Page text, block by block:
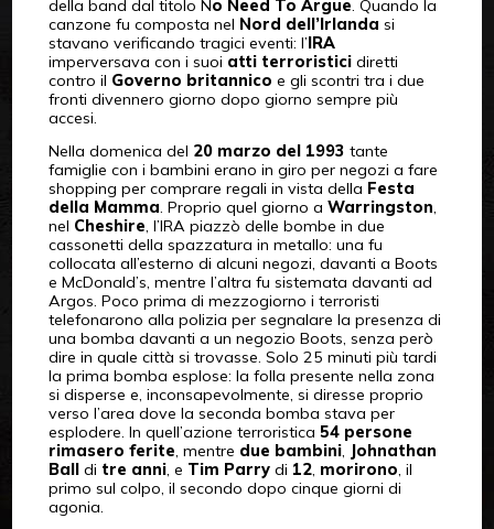
della band dal titolo No Need To Argue. Quando la
canzone fu composta nel Nord dell’Irlanda si
stavano verificando tragici eventi: l’IRA
imperversava con i suoi atti terroristicidiretti
contro il Governo britannico e gli scontri tra i due
fronti divennero giorno dopo giorno sempre più
accesi.
Nella domenica del 20 marzo del 1993 tante
famiglie con i bambini erano in giro per negozi a fare
shopping per comprare regali in vista della Festa
della Mamma. Proprio quel giorno a Warringston,
nel Cheshire, l’IRA piazzò delle bombe in due
cassonetti della spazzatura in metallo: una fu
collocata all’esterno di alcuni negozi, davanti a Boots
e McDonald’s, mentre l’altra fu sistemata davanti ad
Argos. Poco prima di mezzogiorno i terroristi
telefonarono alla polizia per segnalare la presenza di
una bomba davanti a un negozio Boots, senza però
dire in quale città si trovasse. Solo 25 minuti più tardi
la prima bomba esplose: la folla presente nella zona
si disperse e, inconsapevolmente, si diresse proprio
verso l’area dove la seconda bomba stava per
esplodere. In quell’azione terroristica 54 persone
rimasero ferite, mentre due bambini, Johnathan
Balldi tre anni, e Tim Parrydi 12, morirono, il
primo sul colpo, il secondo dopo cinque giorni di
agonia.